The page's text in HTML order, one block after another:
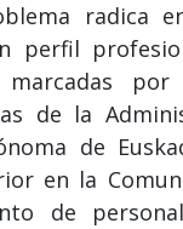
radica
perfil
marcadas
de la
de
en la
de